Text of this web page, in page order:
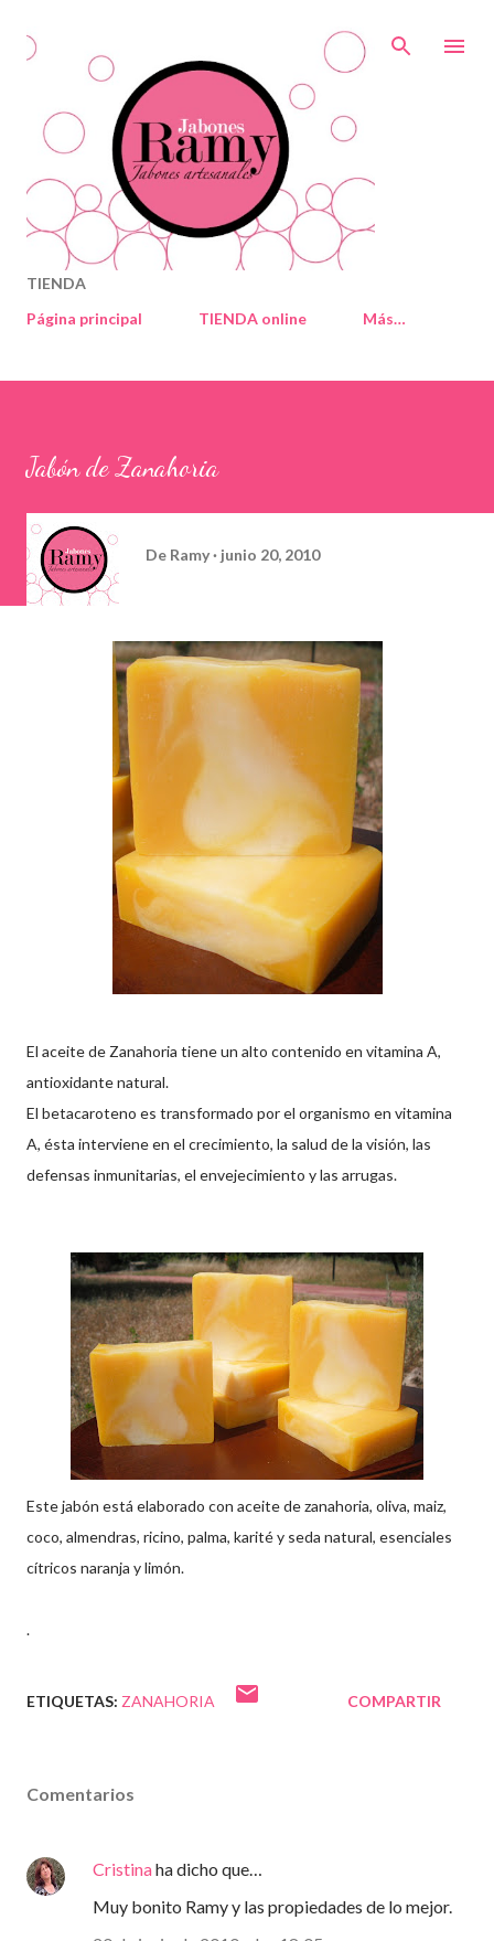
TIENDA
Página principal
TIENDA online Más…
Jabón de Zanahoria
De Ramy junio 20, 2010
El aceite de Zanahoria tiene un alto contenido en vitamina A,
antioxidante natural.
El betacaroteno es transformado por el organismo en vitamina
A, ésta interviene en el crecimiento, la salud de la visión, las
defensas inmunitarias, el envejecimiento y las arrugas.
Este jabón está elaborado con aceite de zanahoria, oliva, maiz,
coco, almendras, ricino, palma, karité y seda natural, esenciales
cítricos naranja y limón.
.
ETIQUETAS: ZANAHORIA COMPARTIR
Comentarios
Cristinaha dicho que…
Muy bonito Ramy y las propiedades de lo mejor.